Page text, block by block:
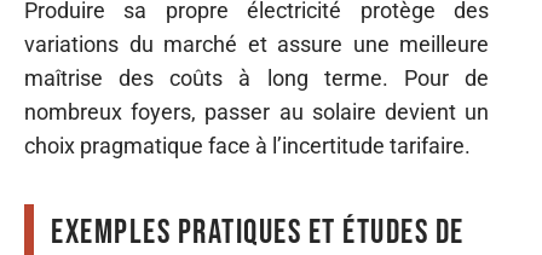
Produire sa propre électricité protège des
variations du marché et assure une meilleure
maîtrise des coûts à long terme. Pour de
nombreux foyers, passer au solaire devient un
choix pragmatique face à l’incertitude tarifaire.
Exemples pratiques et études de